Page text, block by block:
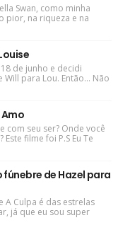
Swan, como minha
pior, na riqueza e na
de junho e decidi
para Lou. Então... Não
Amo
com seu ser? Onde você
filme foi P.S Eu Te
de Hazel para
A Culpa é das estrelas
já que eu sou super